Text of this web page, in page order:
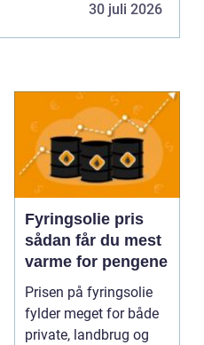
30 juli 2026
Fyringsolie pris
sådan får du mest
varme for pengene
Prisen på fyringsolie
fylder meget for både
private, landbrug og